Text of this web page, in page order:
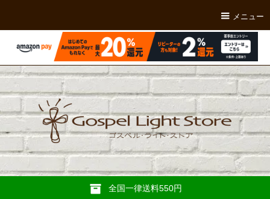
メニュー
全国一律送料550円